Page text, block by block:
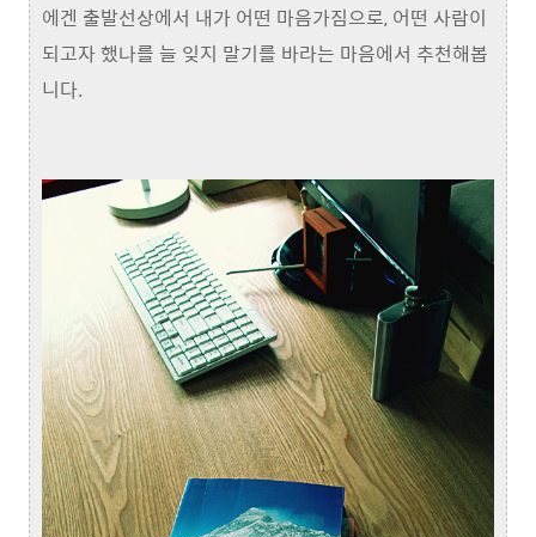
에겐 출발선상에서 내가 어떤 마음가짐으로, 어떤 사람이
되고자 했나를 늘 잊지 말기를 바라는 마음에서 추천해봅
니다.